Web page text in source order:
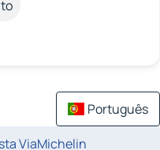
Português
ViaMichelin